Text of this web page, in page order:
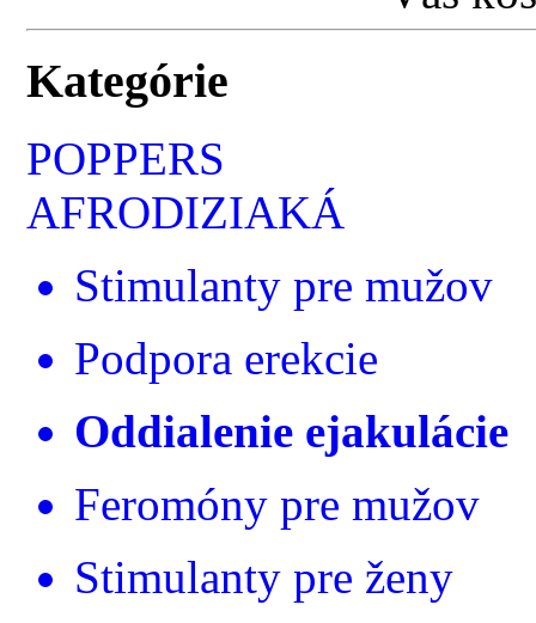
Kategórie
POPPERS
AFRODIZIAKÁ
Stimulanty pre mužov
Podpora erekcie
Oddialenie ejakulácie
Feromóny pre mužov
Stimulanty pre ženy